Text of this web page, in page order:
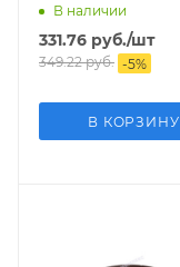
В наличии
331.76 руб./шт
349.22руб. -5%
В КОРЗИНУ